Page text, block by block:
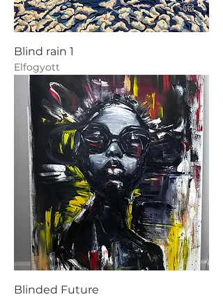
Blind rain 1
Elfogyott
Blinded Future